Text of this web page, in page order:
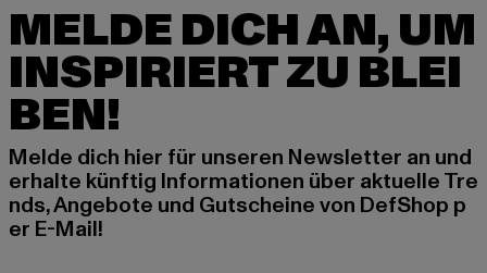
MELDE DICH AN, UM
INSPIRIERT ZU BLEI
BEN!
Melde dich hier für unseren Newsletter an und
erhalte künftig Informationen über aktuelle Tre
nds, Angebote und Gutscheine von DefShop p
er E-Mail!